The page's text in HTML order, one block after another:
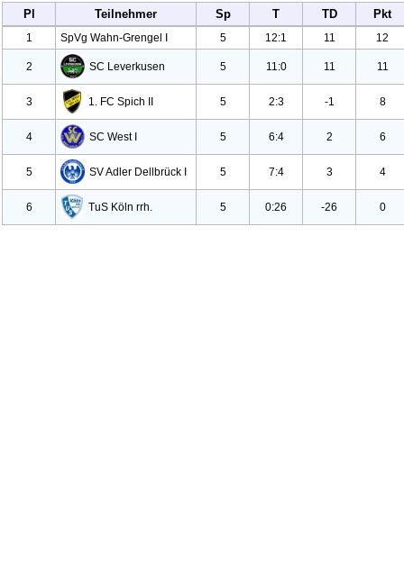
Pl Teilnehmer Sp T TD Pkt
1 SpVg Wahn-Grengel I 5 12:1 11 12
2 SC Leverkusen 5 11:0 11 11
3 1. FC Spich II 5 2:3 -1 8
4 SC West I 5 6:4 2 6
5 SV Adler Dellbrück I 5 7:4 3 4
6 TuS Köln rrh. 5 0:26 -26 0